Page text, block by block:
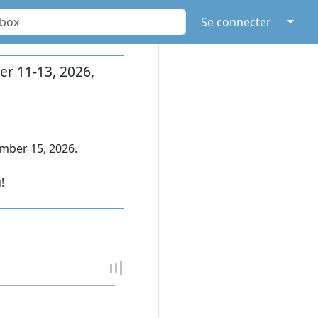
Se connecter ↓
11-13, 2026,
15, 2026.